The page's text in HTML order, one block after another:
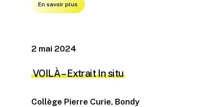
En savoir plus
2 mai 2024
VOILÀ – Extrait In situ
Collège Pierre Curie, Bondy